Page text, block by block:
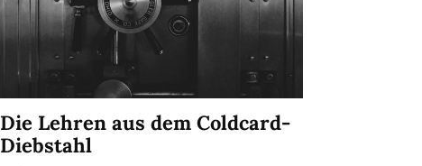
Die Lehren aus dem Coldcard-
Diebstahl